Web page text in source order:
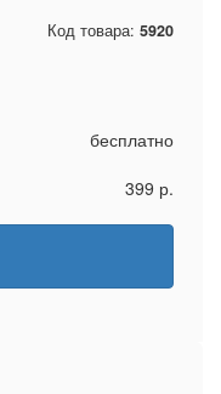
Код товара: 5920
бесплатно
399 р.